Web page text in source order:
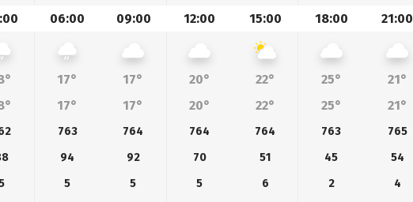
06:00 09:00 12:00 15:00 18:00 21:00
17° 17° 20° 22° 25°
21°
17° 17° 20° 22° 25° 21°
763 764 764 764 763
765
94 92 70 51 45
54
5 5 5 6 2
4